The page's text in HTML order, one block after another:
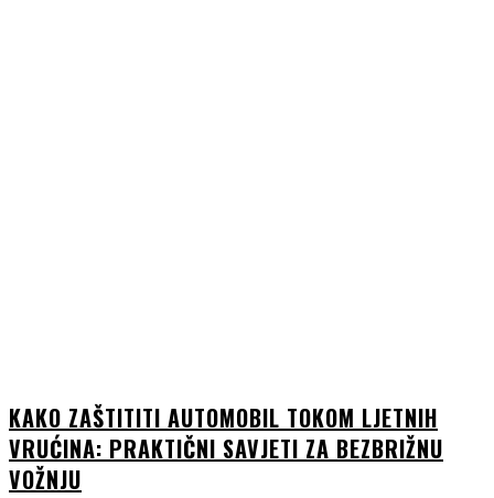
KAKO ZAŠTITITI AUTOMOBIL TOKOM LJETNIH
VRUĆINA: PRAKTIČNI SAVJETI ZA BEZBRIŽNU
VOŽNJU